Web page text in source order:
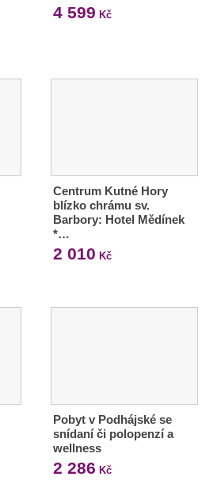
4 599 Kč
Centrum Kutné Hory
blízko chrámu sv.
Barbory: Hotel Mědínek
*…
2 010 Kč
Pobyt v Podhájské se
snídaní či polopenzí a
wellness
2 286 Kč